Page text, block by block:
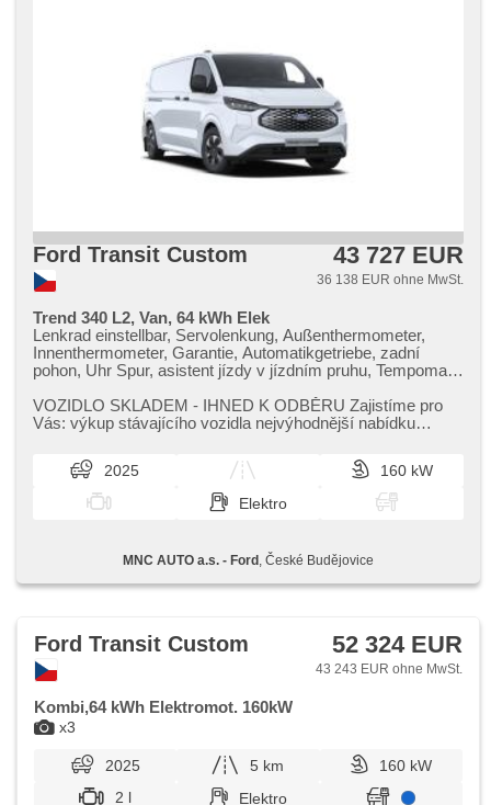
Ford Transit Custom 43 727 EUR
36 138 EUR ohne MwSt.
Trend 340 L2, Van, 64 kWh Elek
Lenkrad einstellbar, Servolenkung, Außenthermometer,
Innenthermometer, Garantie, Automatikgetriebe, zadní
pohon, Uhr Spur, asistent jízdy v jízdním pruhu, Tempomat,
parkovací senzory zadní, Autoradio, USB, Bluetooth,
digitální příjem rádia (DAB), Android Auto, Apple CarPlay,
Zentralverriegelung, Zentralverriegelung mit
Funkfernbedienung, Lichtsensor, automatické přepínání
dálkových světel, LED denní svícení, täglich Leuchten,
Vorderlichter LED, Heck LED Leuchte, ABS, Elektronisches
Bordcomputer, digitální přístrojový štít, digitální přístrojová
deska, höheneinstellbare Sitze, beheizte Frontscheibe,
beheizte Lenkrad
VOZIDLO SKLADEM ​- IHNED K ODBĚRU Zajistíme pro
Vás: výkup stávajícího vozidla nejvýhodnější nabídku
2025
160 kW
Elektro
MNC AUTO a.s. - Ford , České Budějovice
x3
Ford Transit Custom 52 324 EUR
43 243 EUR ohne MwSt.
Kombi,64 kWh Elektromot. 160kW
2025 5 km
160 kW
2 l
Elektro